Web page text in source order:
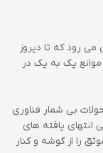
رود که تا دیروز
موانع یک به یک در
بی شمار فناوری
انتهای یافته های
را از گوشه و کنار